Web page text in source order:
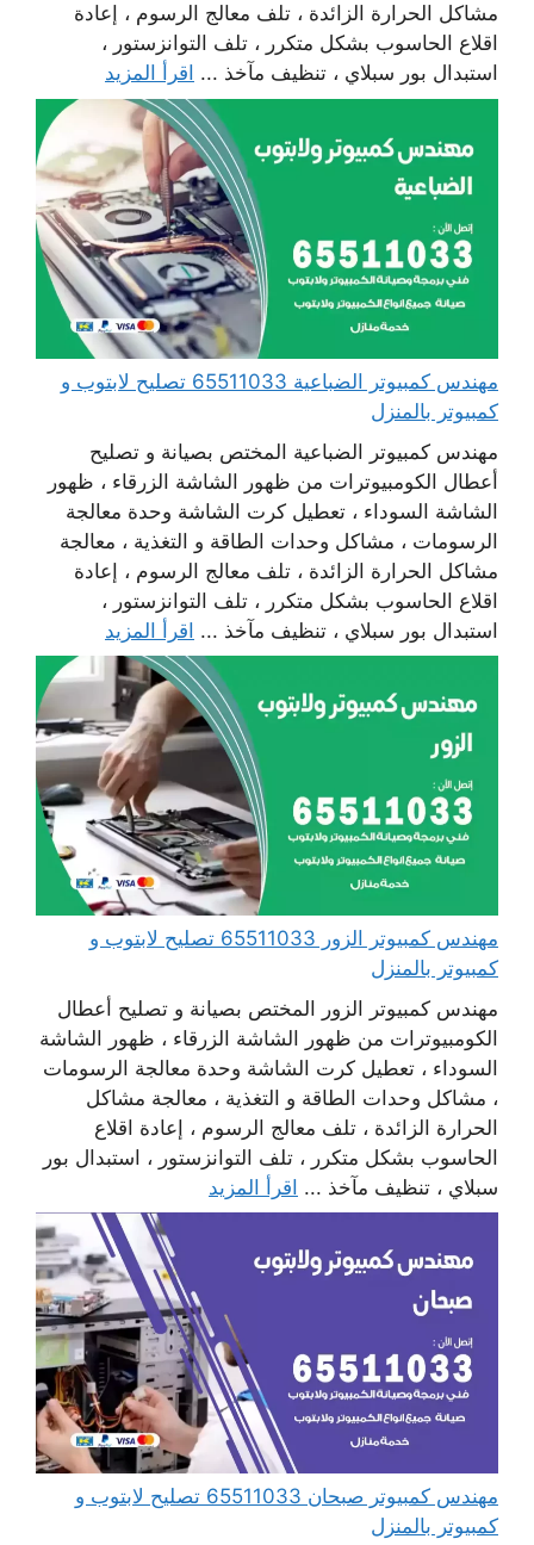
مشاكل الحرارة الزائدة ، تلف معالج الرسوم ، إعادة
اقلاع الحاسوب بشكل متكرر ، تلف التوانزستور ،
استبدال بور سبلاي ، تنظيف مآخذ ... اقرأ المزيد
مهندس كمبيوتر الضباعية 65511033 تصليح لابتوب و
كمبيوتر بالمنزل
مهندس كمبيوتر الضباعية المختص بصيانة و تصليح
أعطال الكومبيوترات من ظهور الشاشة الزرقاء ، ظهور
الشاشة السوداء ، تعطيل كرت الشاشة وحدة معالجة
الرسومات ، مشاكل وحدات الطاقة و التغذية ، معالجة
مشاكل الحرارة الزائدة ، تلف معالج الرسوم ، إعادة
اقلاع الحاسوب بشكل متكرر ، تلف التوانزستور ،
استبدال بور سبلاي ، تنظيف مآخذ ... اقرأ المزيد
مهندس كمبيوتر الزور 65511033 تصليح لابتوب و
كمبيوتر بالمنزل
مهندس كمبيوتر الزور المختص بصيانة و تصليح أعطال
الكومبيوترات من ظهور الشاشة الزرقاء ، ظهور الشاشة
السوداء ، تعطيل كرت الشاشة وحدة معالجة الرسومات
، مشاكل وحدات الطاقة و التغذية ، معالجة مشاكل
الحرارة الزائدة ، تلف معالج الرسوم ، إعادة اقلاع
الحاسوب بشكل متكرر ، تلف التوانزستور ، استبدال بور
سبلاي ، تنظيف مآخذ ... اقرأ المزيد
مهندس كمبيوتر صبحان 65511033 تصليح لابتوب و
كمبيوتر بالمنزل